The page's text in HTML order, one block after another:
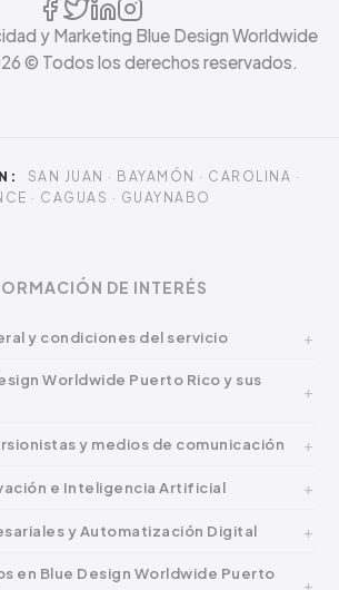
y Marketing Blue Design Worldwide
© Todos los derechos reservados.
SAN JUAN · BAYAMÓN · CAROLINA ·
· CAGUAS · GUAYNABO
DE INTERÉS
y condiciones del servicio
Worldwide Puerto Rico y sus
y medios de comunicación
e Inteligencia Artificial
y Automatización Digital
en Blue Design Worldwide Puerto